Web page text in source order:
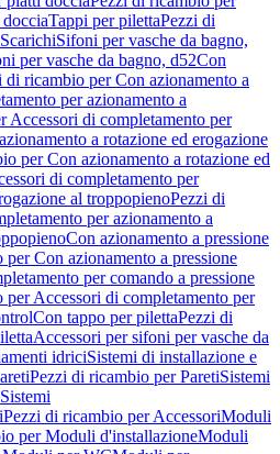
Tappi per pilettaPezzi di
ScarichiSifoni per vasche da bagno,
per vasche da bagno, d52Con
di ricambio per Con azionamento a
per azionamento a
Accessori di completamento per
a rotazione ed erogazione
per Con azionamento a rotazione ed
di completamento per
al troppopienoPezzi di
per azionamento a
Con azionamento a pressione
Con azionamento a pressione
per comando a pressione
per Accessori di completamento per
Con tappo per pilettaPezzi di
Accessori per sifoni per vasche da
idriciSistemi di installazione e
Pezzi di ricambio per ParetiSistemi
Pezzi di ricambio per AccessoriModuli
per Moduli d'installazioneModuli